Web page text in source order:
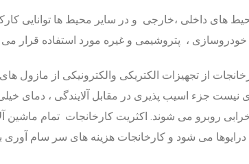
های داخلی ،خارجی و در سایر محیط ها توانایی
خودروسازی ، پتروشیمی و غیره مورد استفاده قرار می
از تجهیزات الکتریکی والکترونیکی از مازول
نیست جزء اسیب پذیری در مقابل آلایندگی ، دمای
روبرو می شوند. اکثریت کارخانجات تمام ماشین
می شود و کارخانجات هزینه های سر سام آوری